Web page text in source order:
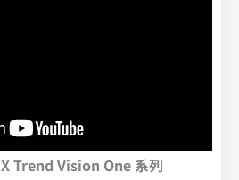
X Trend Vision One 系列